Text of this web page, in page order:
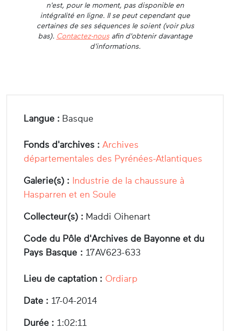
n'est, pour le moment, pas disponible en
intégralité en ligne. Il se peut cependant que
certaines de ses séquences le soient (voir plus
bas). Contactez-nousafin d'obtenir davantage
d'informations.
Langue : Basque
Fonds d'archives : Archives
départementales des Pyrénées-Atlantiques
Galerie(s) : Industrie de la chaussure à
Hasparren et en Soule
Collecteur(s) : Maddi Oihenart
Code du Pôle d'Archives de Bayonne et du
Pays Basque : 17AV623-633
Lieu de captation : Ordiarp
Date : 17-04-2014
Durée : 1:02:11